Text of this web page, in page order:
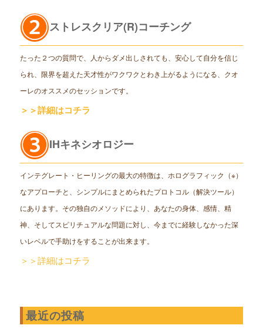
ストレスクリア(R)コーチング
たった２つの質問で、人からダメ出しされても、安心して自分を信じ
られ、限界を超えた天才性がワクワクとわき上がるようになる、クオ
ーレのオススメのセッションです。
＞＞詳細はコチラ
IHキネシオロジー
インテグレート・ヒーリングの最大の特徴は、ホログラフィック（※）
なアプローチと、シンプルにまとめられたプロトコル（解決ツール）
にあります。その独自のメソッドにより、あなたの身体、感情、精
神、そしてスピリチュアルな問題に対し、今までに経験しなかった深
いレベルで手助けをすることが出来ます。
＞＞詳細はコチラ
最近の投稿